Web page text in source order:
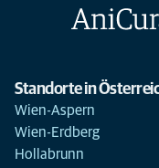
Standorte in
Wien-Aspern
Wien-Erdberg
Hollabrunn